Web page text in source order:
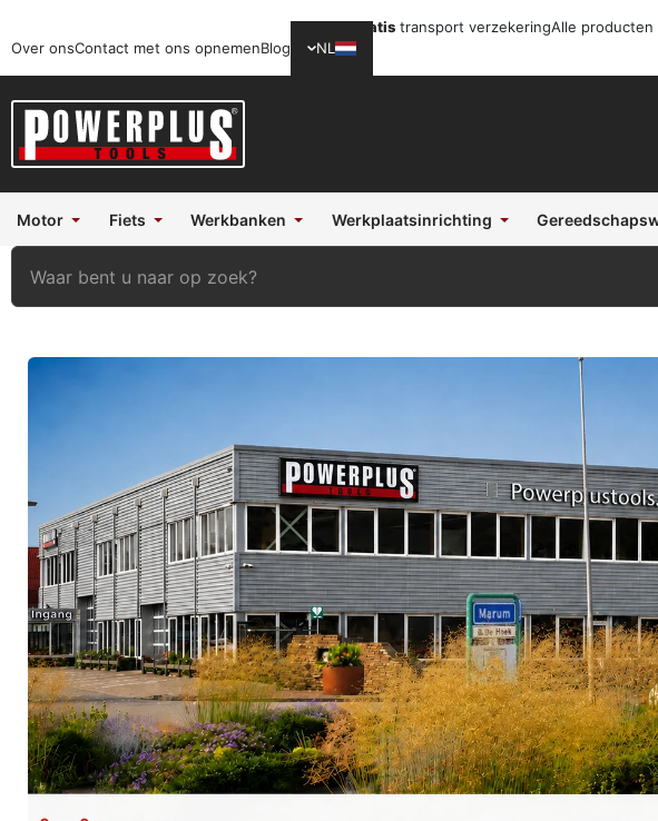
Gratis transport verzekeringAlle producten
Over onsContact met ons opnemenBlog NL
Motor Fiets Werkbanken Werkplaatsinrichting